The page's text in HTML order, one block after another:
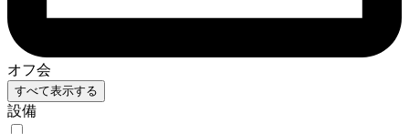
オフ会
すべて表示する
設備